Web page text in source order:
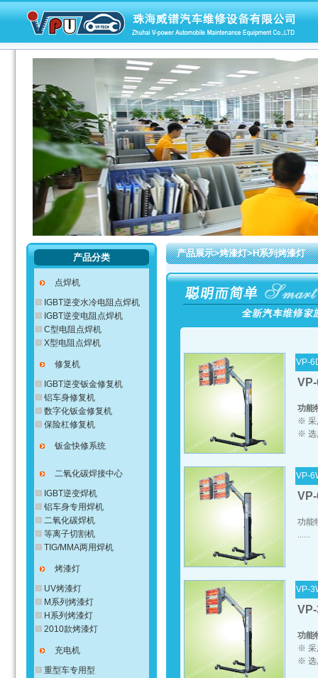
产品分类
点焊机
IGBT逆变水冷电阻点焊机
IGBT逆变电阻点焊机
C型电阻点焊机
X型电阻点焊机
修复机
IGBT逆变钣金修复机
铝车身修复机
数字化钣金修复机
保险杠修复机
钣金快修系统
二氧化碳焊接中心
IGBT逆变焊机
铝车身专用焊机
二氧化碳焊机
等离子切割机
TIG/MMA两用焊机
烤漆灯
UV烤漆灯
M系列烤漆灯
H系列烤漆灯
2010款烤漆灯
充电机
重型车专用型
产品展示>烤漆灯>H系列烤漆灯
VP-
功能
※ 采
※ 选
VP-
功能
......
VP-
功能
※ 采
※ 选